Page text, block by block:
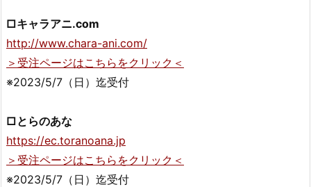
□キャラアニ.com
http://www.chara-ani.com/
＞受注ページはこちらをクリック＜
※2023/5/7（日）迄受付
□とらのあな
https://ec.toranoana.jp
＞受注ページはこちらをクリック＜
※2023/5/7（日）迄受付